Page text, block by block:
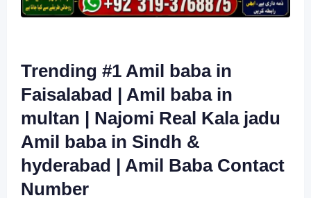
Trending #1 Amil baba in
Faisalabad | Amil baba in
multan | Najomi Real Kala jadu
Amil baba in Sindh &
hyderabad | Amil Baba Contact
Number